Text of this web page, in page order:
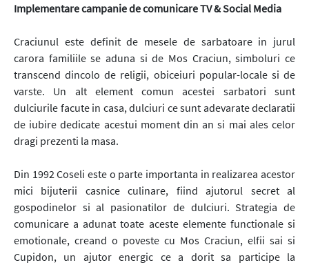
Implementare campanie de comunicare TV & Social Media
Craciunul este definit de mesele de sarbatoare in jurul
carora familiile se aduna si de Mos Craciun, simboluri ce
transcend dincolo de religii, obiceiuri popular-locale si de
varste. Un alt element comun acestei sarbatori sunt
dulciurile facute in casa, dulciuri ce sunt adevarate declaratii
de iubire dedicate acestui moment din an si mai ales celor
dragi prezenti la masa.
Din 1992 Coseli este o parte importanta in realizarea acestor
mici bijuterii casnice culinare, fiind ajutorul secret al
gospodinelor si al pasionatilor de dulciuri. Strategia de
comunicare a adunat toate aceste elemente functionale si
emotionale, creand o poveste cu Mos Craciun, elfii sai si
Cupidon, un ajutor energic ce a dorit sa participe la